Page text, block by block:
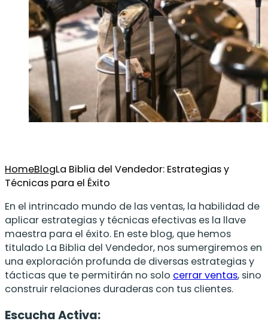
HomeBlogLa Biblia del Vendedor: Estrategias y
Técnicas para el Éxito
En el intrincado mundo de las ventas, la habilidad de
aplicar estrategias y técnicas efectivas es la llave
maestra para el éxito. En este blog, que hemos
titulado La Biblia del Vendedor, nos sumergiremos en
una exploración profunda de diversas estrategias y
tácticas que te permitirán no solo cerrar ventas, sino
construir relaciones duraderas con tus clientes.
Escucha Activa: